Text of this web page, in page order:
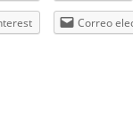
Correo